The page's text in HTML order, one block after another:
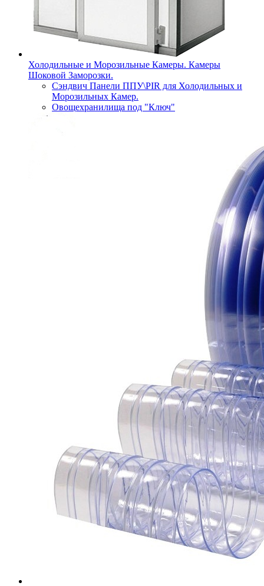
Холодильные и Морозильные Камеры. Камеры
Шоковой Заморозки.
Сэндвич Панели ППУ\PIR для Холодильных и
Морозильных Камер.
Овощехранилища под "Ключ"